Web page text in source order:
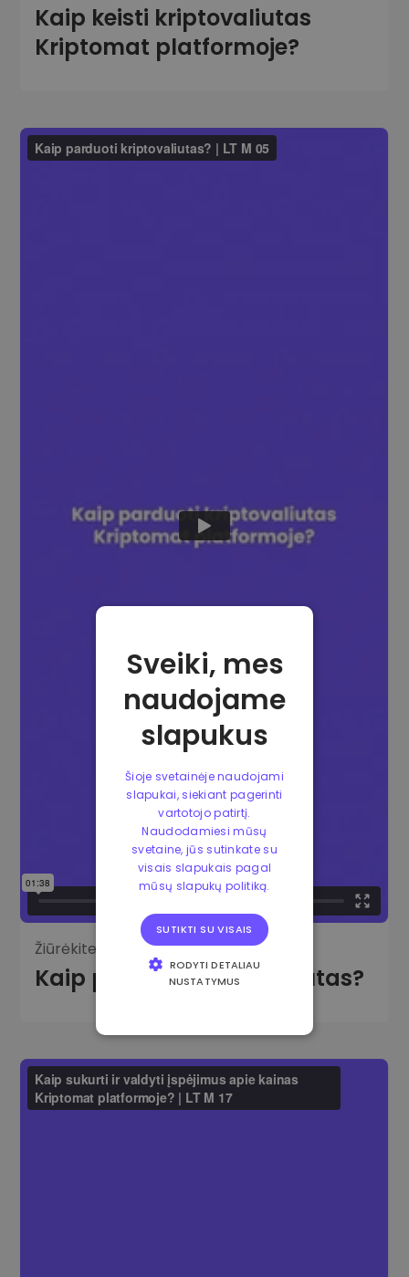
Kaip keisti kriptovaliutas
Kriptomat platformoje?
Žiūrėkite vaizdo įrašą:
Kaip parduoti kriptovaliutas?
Sveiki, mes
naudojame
slapukus
Šioje svetainėje naudojami
slapukai, siekiant pagerinti
vartotojo patirtį.
Naudodamiesi mūsų
svetaine, jūs sutinkate su
visais slapukais pagal
mūsų slapukų politiką.
SUTIKTI SU VISAIS
RODYTI DETALIAU
NUSTATYMUS
TIKSLINIAI